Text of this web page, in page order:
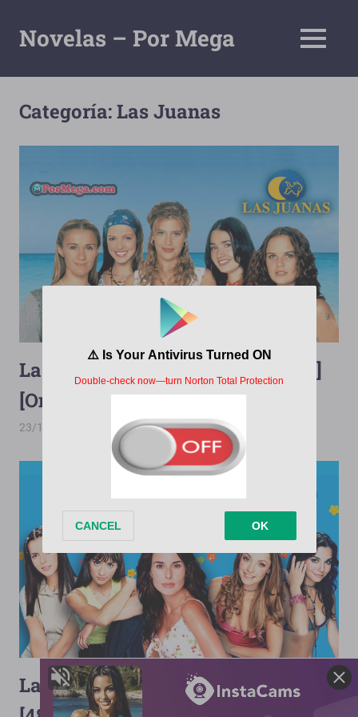
contenido
Novelas – Por Mega
De
Descarga
MENÚ
Categoría:Las Juanas
Las Juanas [1997][Terabox][480p]
[OneDrive][112/112]
23/10/2025 PorMega Hijas De la Luna,Las Juanas
Las Juanas (México) [2004][Mega]